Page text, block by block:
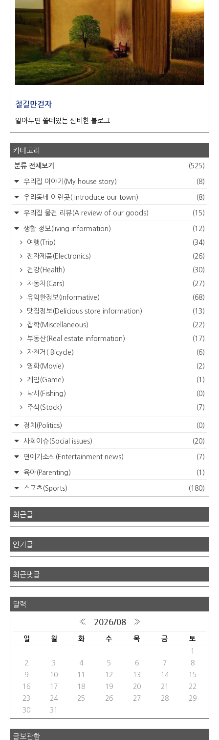
철길만걷자
알아두면 쓸데있는 신비한 블로그
카테고리
분류 전체보기 (525)
우리집 이야기(My house story) (8)
우리동네 이런곳( Introduce our town) (8)
우리집 물건 리뷰(A review of our goods) (15)
생활 정보(living information)
(12)
여행(Trip)
(34)
전자제품(Electronics)
(26)
건강(Health)
(30)
자동차(Cars)
(27)
유익한정보(Informative)
(68)
맛집정보(Delicious store information)
(13)
잡학(Miscellaneous)
(22)
부동산(Real estate information)
(17)
자전거( Bicycle)
(6)
영화(Movie)
(2)
게임(Game)
(1)
낚시(Fishing)
(0)
주식(Stock)
(7)
정치(Politics) (0)
사회이슈(Social issues) (20)
연예가소식(Entertainment news) (7)
육아(Parenting) (1)
스포츠(Sports) (180)
최근글
인기글
최근댓글
달력
« 2026/08 »
일 월 화 수 목 금 토
1
2
3 4 5 6 7
8
9
10 11 12 13 14
15
16
17 18 19 20 21
22
23
24 25 26 27 28
29
30
31
글보관함